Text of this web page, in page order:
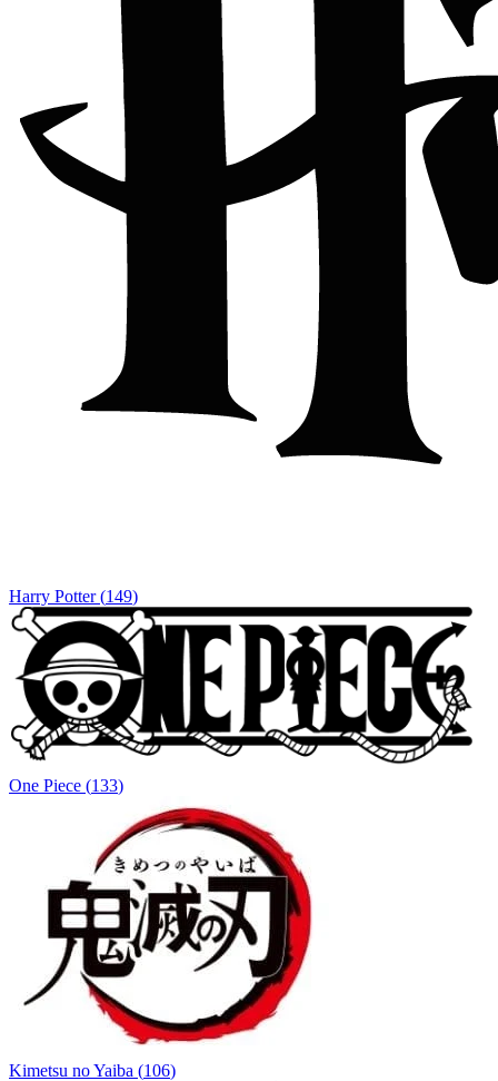
Harry Potter (149)
One Piece (133)
Kimetsu no Yaiba (106)